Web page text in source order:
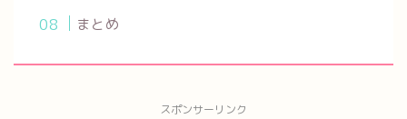
まとめ
スポンサーリンク